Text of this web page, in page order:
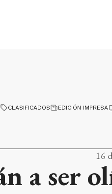
CLASIFICADOS EDICIÓN IMPRESA
16
a ser